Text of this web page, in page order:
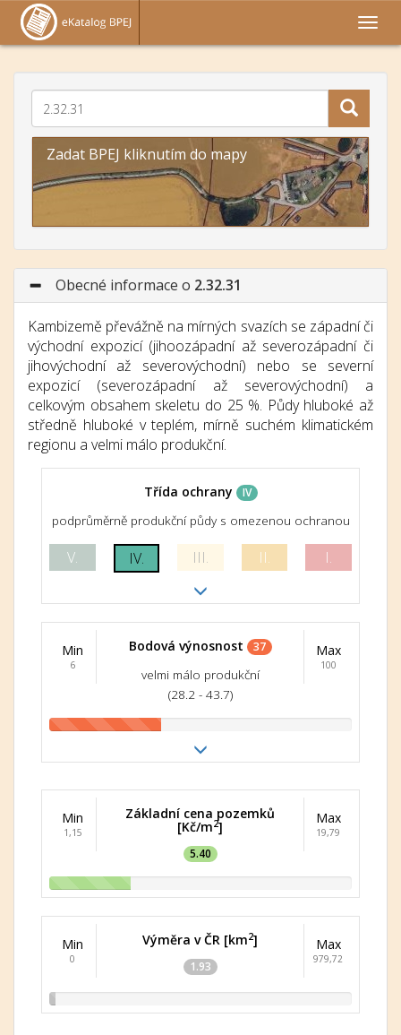
Zadat BPEJ kliknutím do mapy
Obecné informace o 2.32.31
Kambizemě převážně na mírných svazích se západní či
východní expozicí (jihoozápadní až severozápadní či
jihovýchodní až severovýchodní) nebo se severní
expozicí (severozápadní až severovýchodní) a
celkovým obsahem skeletu do 25 %. Půdy hluboké až
středně hluboké v teplém, mírně suchém klimatickém
regionu a velmi málo produkční.
Třída ochrany IV
podprůměrně produkční půdy s omezenou ochranou
V. IV. III. II. I.
Min
6
Bodová výnosnost 37
velmi málo produkční
(28.2 - 43.7)
Max
100
Min
1,15
Základní cena pozemků
[Kč/m2]
5.40
Max
19,79
Min
0
Výměra v ČR [km2]
1.93
Max
979,72